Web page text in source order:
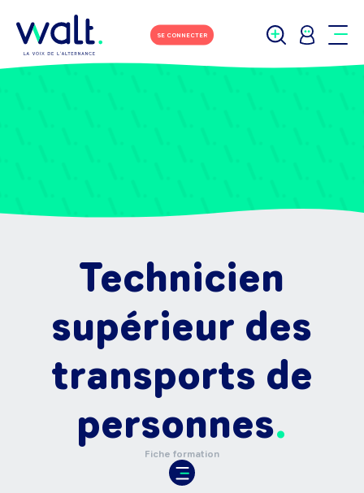
SE CONNECTER
Technicien
supérieur des
transports de
personnes
Fiche formation